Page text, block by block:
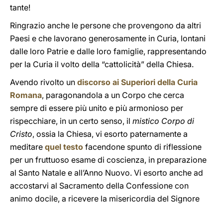
tante!
Ringrazio anche le persone che provengono da altri
Paesi e che lavorano generosamente in Curia, lontani
dalle loro Patrie e dalle loro famiglie, rappresentando
per la Curia il volto della “cattolicità” della Chiesa.
Avendo rivolto un discorso ai Superiori della Curia
Romana, paragonandola a un Corpo che cerca
sempre di essere più unito e più armonioso per
rispecchiare, in un certo senso, il mistico Corpo di
Cristo, ossia la Chiesa, vi esorto paternamente a
meditare quel testo facendone spunto di riflessione
per un fruttuoso esame di coscienza, in preparazione
al Santo Natale e all’Anno Nuovo. Vi esorto anche ad
accostarvi al Sacramento della Confessione con
animo docile, a ricevere la misericordia del Signore